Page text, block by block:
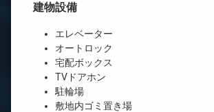
建物設備
エレベーター
オートロック
宅配ボックス
TVドアホン
駐輪場
敷地内ゴミ置き場